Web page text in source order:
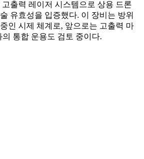
출력 레이저 시스템으로 상용 드론
유효성을 입증했다. 이 장비는 방위
인 시제 체계로, 앞으로는 고출력 마
통합 운용도 검토 중이다.